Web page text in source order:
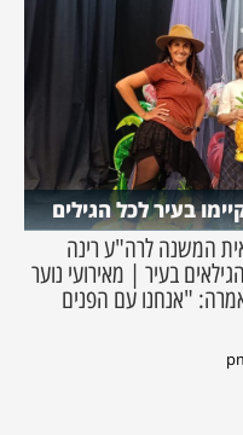
בעיר לכל הגילים
המשנה לרה"ע רינה
בעיר | מאירועי נוער
"אנחנו עם הפנים